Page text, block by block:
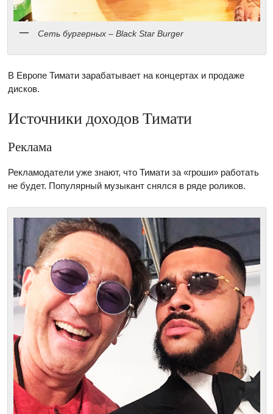
Сеть бургерных – Black Star Burger
В Европе Тимати зарабатывает на концертах и продаже
дисков.
Источники доходов Тимати
Реклама
Рекламодатели уже знают, что Тимати за «гроши» работать
не будет. Популярный музыкант снялся в ряде роликов.